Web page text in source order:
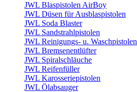
JWL Blaspistolen AirBoy
JWL Düsen für Ausblaspistolen
JWL Soda Blaster
JWL Sandstrahlpistolen
JWL Reinigungs- u. Waschpistolen
JWL Bremsenentlüfter
JWL Spiralschläuche
JWL Reifenfüller
JWL Karosseriepistolen
JWL Ölabsauger